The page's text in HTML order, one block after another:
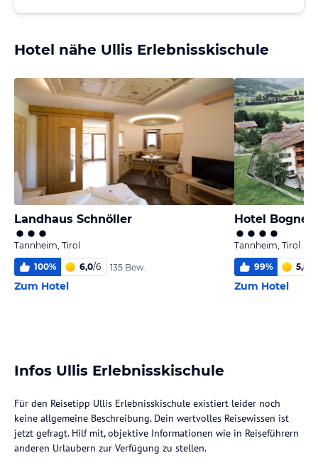
Hotel nähe Ullis Erlebnisskischule
Landhaus Schnöller
Tannheim, Tirol
100% 6,0/6 135 Bew.
Zum Hotel
Hotel Bogner
Tannheim, Tirol
99% 5,8
Zum Hotel
Infos Ullis Erlebnisskischule
Für den Reisetipp Ullis Erlebnisskischule existiert leider noch
keine allgemeine Beschreibung. Dein wertvolles Reisewissen ist
jetzt gefragt. Hilf mit, objektive Informationen wie in Reiseführern
anderen Urlaubern zur Verfügung zu stellen.